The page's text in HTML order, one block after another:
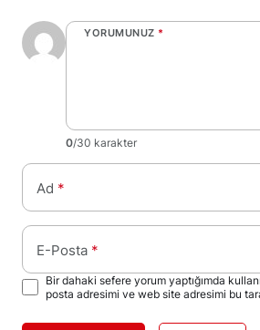
YORUMUNUZ *
0/30 karakter
Ad *
E-Posta *
Bir dahaki sefere yorum yaptığımda
posta adresimi ve web site adresimi bu